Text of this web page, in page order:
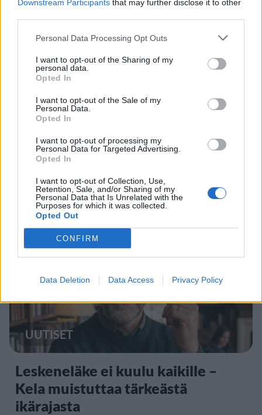
Downstream Participants that may further disclose it to other
Personal Data Processing Opt Outs
I want to opt-out of the Sharing of my
personal data.
Opted In
I want to opt-out of the Sale of my
Personal Data.
Opted In
I want to opt-out of processing my
Personal Data for Targeted Advertising.
Opted In
I want to opt-out of Collection, Use,
Retention, Sale, and/or Sharing of my
Personal Data that Is Unrelated with the
Purposes for which it was collected.
Opted Out
CONFIRM
Data Deletion Data Access Privacy Policy
Staran luetuimmat
1
UUTISET
Leskeneläke ei kuulu kaikille –
Kela muistuttaa tärkeästä
ikärajasta